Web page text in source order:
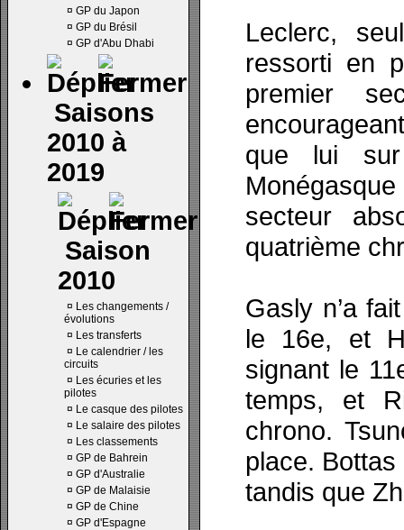
¤ GP du Japon
¤ GP du Brésil
¤ GP d'Abu Dhabi
Saisons
2010 à
2019
Saison
2010
¤ Les changements /
évolutions
¤ Les transferts
¤ Le calendrier / les
circuits
¤ Les écuries et les
pilotes
¤ Le casque des pilotes
¤ Le salaire des pilotes
¤ Les classements
¤ GP de Bahrein
¤ GP d'Australie
¤ GP de Malaisie
¤ GP de Chine
¤ GP d'Espagne
Leclerc,
ressorti en
premier
que lui
secteur
quatrième
Gasly n’a
le 16e, et
signant le
temps, et
chrono.
place.
tandis que